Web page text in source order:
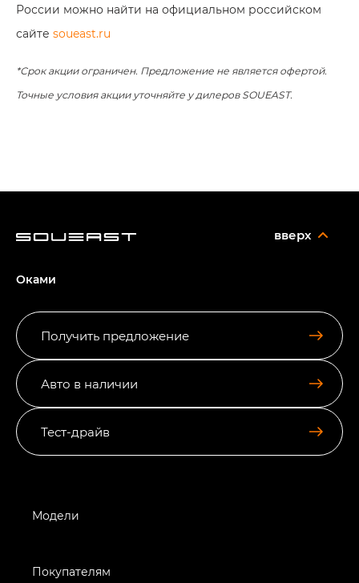
России можно найти на официальном российском
сайте soueast.ru
*Срок акции ограничен. Предложение не является офертой.
Точные условия акции уточняйте у дилеров SOUEAST.
Получить предложение
Авто в наличии
Тест-драйв
вверх
Оками
Модели
Покупателям